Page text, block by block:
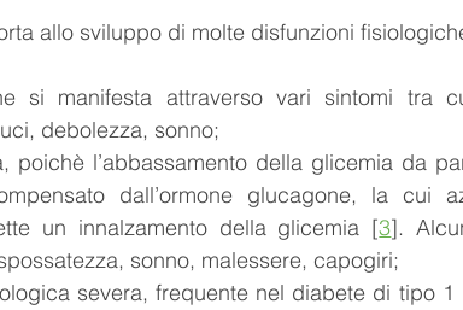
allo sviluppo di molte disfunzioni
si manifesta attraverso vari sintomi tra
debolezza, sonno;
poichè l’abbassamento della glicemia da
dall’ormone glucagone, la cui
un innalzamento della glicemia [3].
sonno, malessere, capogiri;
severa, frequente nel diabete di tipo